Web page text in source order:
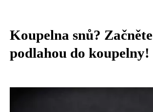
Koupelna snů?
podlahou do koupelny!